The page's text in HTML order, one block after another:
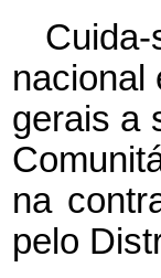
nacional
gerais a
na
pelo